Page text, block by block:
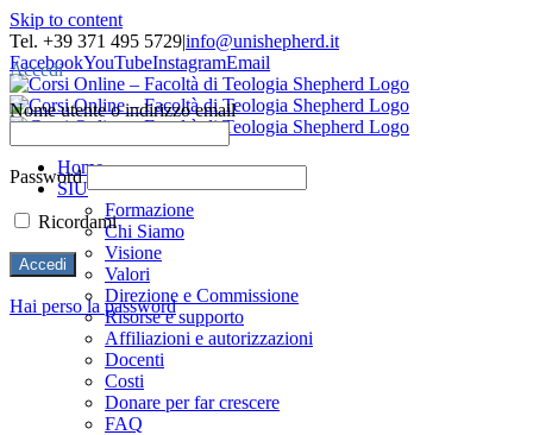
Skip to content
Tel. +39 371 495 5729|info@unishepherd.it
FacebookYouTubeInstagramEmail
Home
SIU
Formazione
Chi Siamo
Visione
Valori
Direzione e Commissione
Risorse e supporto
Affiliazioni e autorizzazioni
Docenti
Costi
Donare per far crescere
FAQ
Accedi
Nome utente o indirizzo email
Password
Ricordami
Hai perso la password